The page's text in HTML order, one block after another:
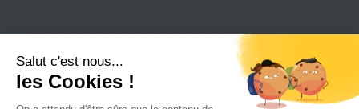
Salut c'est nous...
les Cookies !